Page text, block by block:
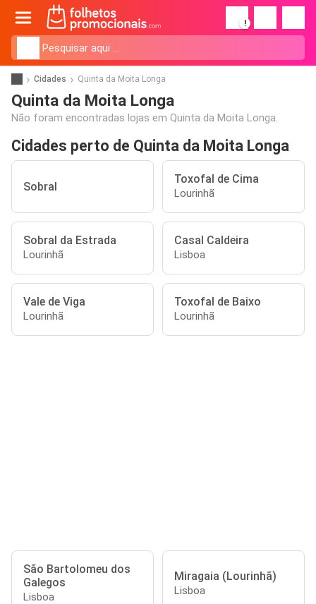
!
Cidades Quinta da Moita Longa
Quinta da Moita Longa
Não foram encontradas lojas em Quinta da Moita Longa.
Cidades perto de Quinta da Moita Longa
Sobral
Toxofal de Cima
Lourinhã
Sobral da Estrada
Lourinhã
Casal Caldeira
Lisboa
Vale de Viga
Lourinhã
Toxofal de Baixo
Lourinhã
São Bartolomeu dos
Galegos
Lisboa
Miragaia (Lourinhã)
Lisboa